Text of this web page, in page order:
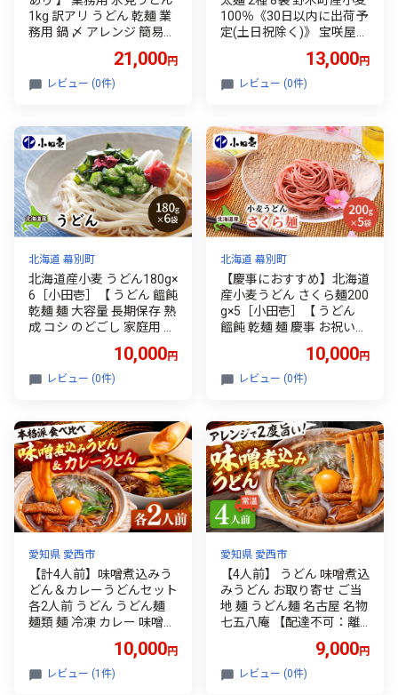
1kg 訳アリ うどん 乾麺 業
務用 鍋 〆 アレンジ 簡易包
21,000円
レビュー (0件)
100％《30日以内に出荷予
定(土日祝除く)》 宝咲屋
13,000円
レビュー (0件)
北海道 幕別町
北海道産小麦 うどん180g×
6［小田壱］【 うどん 饂飩
乾麺 麺 大容量 長期保存 熟
成 コシ のどごし 家庭用 備
10,000円
レビュー (0件)
北海道 幕別町
【慶事におすすめ】北海道
産小麦うどん さくら麺200
g×5［小田壱］【 うどん
饂飩 乾麺 麺 慶事 お祝い
し 家庭用 備蓄 北海道 十勝
幕別 】 [№5749-0832]
10,000円
レビュー (0件)
愛知県 愛西市
【計4人前】味噌煮込みう
どん＆カレーうどんセット
各2人前 うどん うどん麺
麺類 麺 冷凍 カレー 味噌
しパック 愛知 名古屋 名物
冷凍麺 冷凍食品 冷凍うど
10,000円
レビュー (1件)
愛知県 愛西市
【4人前】 うどん 味噌煮込
みうどん お取り寄せ ご当
地 麺 うどん麺 名古屋 名物
七五八庵 【配達不可：離
9,000円
レビュー (0件)